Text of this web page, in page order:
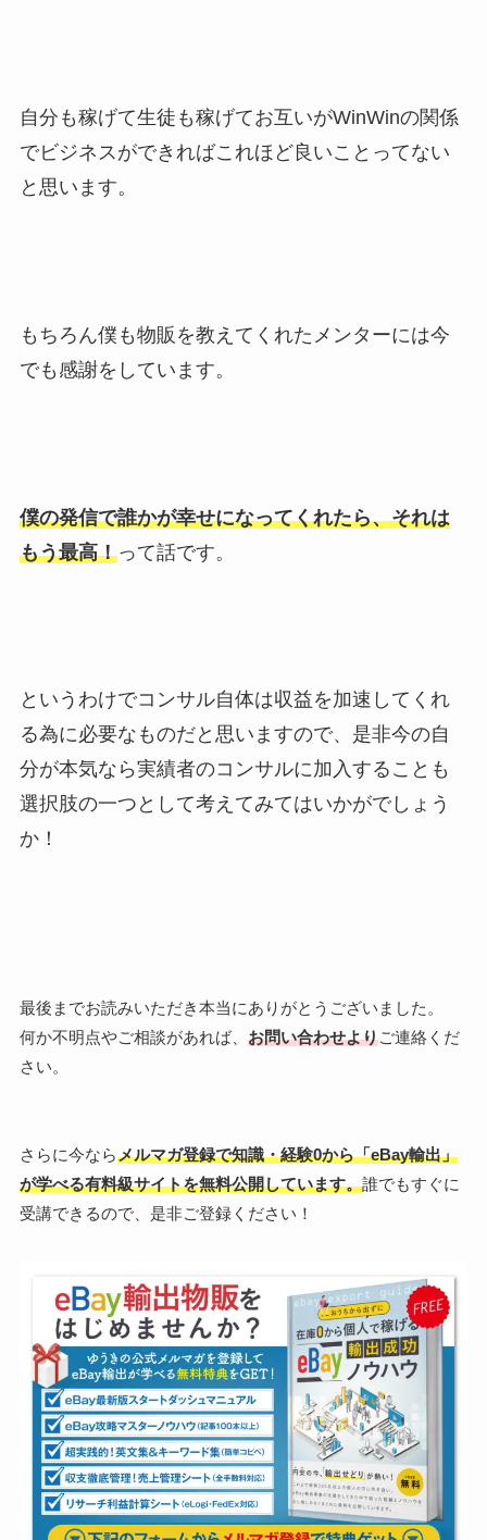
自分も稼げて生徒も稼げてお互いがWinWinの関係
でビジネスができればこれほど良いことってない
と思います。
もちろん僕も物販を教えてくれたメンターには今
でも感謝をしています。
僕の発信で誰かが幸せになってくれたら、それは
もう最高！って話です。
というわけでコンサル自体は収益を加速してくれ
る為に必要なものだと思いますので、是非今の自
分が本気なら実績者のコンサルに加入することも
選択肢の一つとして考えてみてはいかがでしょう
か！
最後までお読みいただき本当にありがとうございました。
何か不明点やご相談があれば、 お問い合わせよりご連絡くだ
さい。
さらに今ならメルマガ登録で知識・経験0から「eBay輸出」
が学べる有料級サイトを無料公開しています。誰でもすぐに
受講できるので、是非ご登録ください！